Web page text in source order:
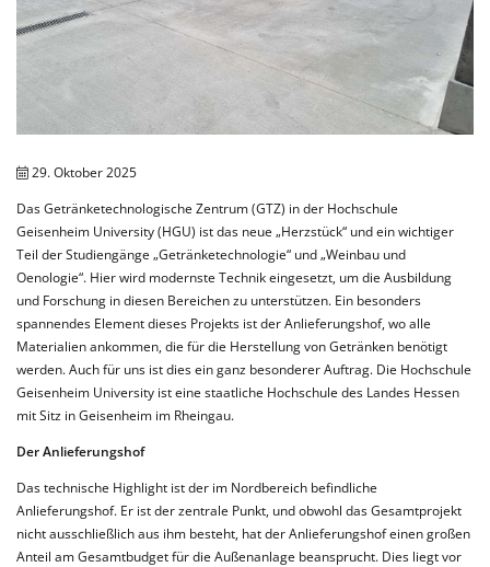
29. Oktober 2025
Das Getränketechnologische Zentrum (GTZ) in der Hochschule
Geisenheim University (HGU) ist das neue „Herzstück“ und ein wichtiger
Teil der Studiengänge „Getränketechnologie“ und „Weinbau und
Oenologie“. Hier wird modernste Technik eingesetzt, um die Ausbildung
und Forschung in diesen Bereichen zu unterstützen. Ein besonders
spannendes Element dieses Projekts ist der Anlieferungshof, wo alle
Materialien ankommen, die für die Herstellung von Getränken benötigt
werden. Auch für uns ist dies ein ganz besonderer Auftrag. Die Hochschule
Geisenheim University ist eine staatliche Hochschule des Landes Hessen
mit Sitz in Geisenheim im Rheingau.
Der Anlieferungshof
Das technische Highlight ist der im Nordbereich befindliche
Anlieferungshof. Er ist der zentrale Punkt, und obwohl das Gesamtprojekt
nicht ausschließlich aus ihm besteht, hat der Anlieferungshof einen großen
Anteil am Gesamtbudget für die Außenanlage beansprucht. Dies liegt vor